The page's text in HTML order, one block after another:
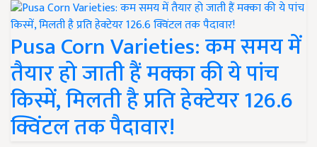
Pusa Corn Varieties: कम समय में
तैयार हो जाती हैं मक्का की ये पांच
किस्में, मिलती है प्रति हेक्टेयर 126.6
क्विंटल तक पैदावार!